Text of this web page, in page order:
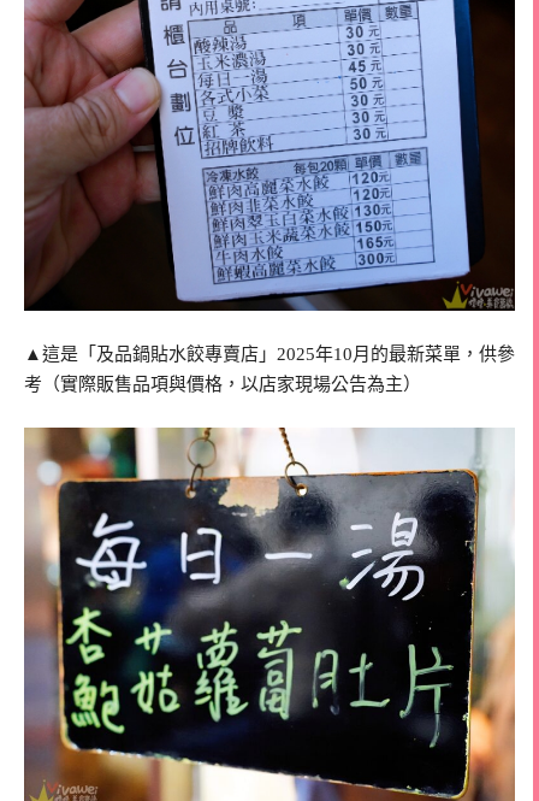
▲這是「及品鍋貼水餃專賣店」2025年10月的最新菜單，供參
考（實際販售品項與價格，以店家現場公告為主）